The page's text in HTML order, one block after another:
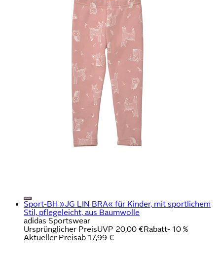
Sport-BH »JG LIN BRA« für Kinder, mit sportlichem
Stil, pflegeleicht, aus Baumwolle
adidas Sportswear
Ursprünglicher PreisUVP 20,00 €Rabatt- 10 %
Aktueller Preisab 17,99 €